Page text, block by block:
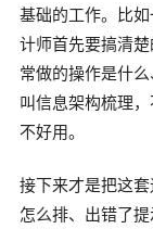
基础的工作。比
计师首先要搞清
常做的操作是什
叫信息架构梳理
不好用。
接下来才是把这
怎么排、出错了